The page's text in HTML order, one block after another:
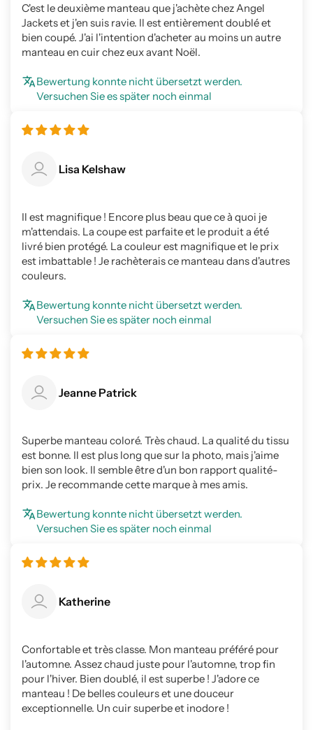
C'est le deuxième manteau que j'achète chez Angel
Jackets et j'en suis ravie. Il est entièrement doublé et
bien coupé. J'ai l'intention d'acheter au moins un autre
manteau en cuir chez eux avant Noël.
Bewertung konnte nicht übersetzt werden.
Versuchen Sie es später noch einmal
Lisa Kelshaw
Il est magnifique ! Encore plus beau que ce à quoi je
m'attendais. La coupe est parfaite et le produit a été
livré bien protégé. La couleur est magnifique et le prix
est imbattable ! Je rachèterais ce manteau dans d'autres
couleurs.
Bewertung konnte nicht übersetzt werden.
Versuchen Sie es später noch einmal
Jeanne Patrick
Superbe manteau coloré. Très chaud. La qualité du tissu
est bonne. Il est plus long que sur la photo, mais j'aime
bien son look. Il semble être d'un bon rapport qualité-
prix. Je recommande cette marque à mes amis.
Bewertung konnte nicht übersetzt werden.
Versuchen Sie es später noch einmal
Katherine
Confortable et très classe. Mon manteau préféré pour
l'automne. Assez chaud juste pour l'automne, trop fin
pour l'hiver. Bien doublé, il est superbe ! J'adore ce
manteau ! De belles couleurs et une douceur
exceptionnelle. Un cuir superbe et inodore !